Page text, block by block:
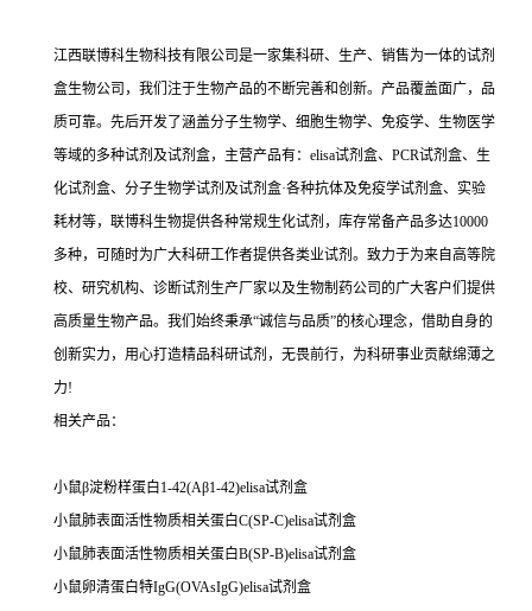
江西联博科生物科技有限公司是一家集科研、生产、销售为一体的试剂
盒生物公司，我们注于生物产品的不断完善和创新。产品覆盖面广，品
质可靠。先后开发了涵盖分子生物学、细胞生物学、免疫学、生物医学
等域的多种试剂及试剂盒，主营产品有：elisa试剂盒、PCR试剂盒、生
化试剂盒、分子生物学试剂及试剂盒·各种抗体及免疫学试剂盒、实验
耗材等，联博科生物提供各种常规生化试剂，库存常备产品多达10000
多种，可随时为广大科研工作者提供各类业试剂。致力于为来自高等院
校、研究机构、诊断试剂生产厂家以及生物制药公司的广大客户们提供
高质量生物产品。我们始终秉承“诚信与品质”的核心理念，借助自身的
创新实力，用心打造精品科研试剂，无畏前行，为科研事业贡献绵薄之
力!
相关产品：
小鼠β淀粉样蛋白1-42(Aβ1-42)elisa试剂盒
小鼠肺表面活性物质相关蛋白C(SP-C)elisa试剂盒
小鼠肺表面活性物质相关蛋白B(SP-B)elisa试剂盒
小鼠卵清蛋白特IgG(OVAsIgG)elisa试剂盒